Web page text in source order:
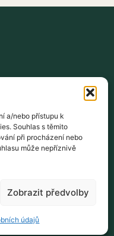
a/nebo přístupu k
Souhlas s těmito
při procházení nebo
může nepříznivě
Zobrazit předvolby
údajů